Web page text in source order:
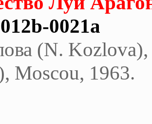
0021a
(N.
Moscou, 1963.